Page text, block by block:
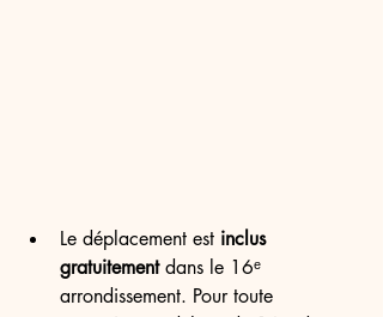
Le déplacement est inclus
gratuitement dans le 16ᵉ
arrondissement. Pour toute